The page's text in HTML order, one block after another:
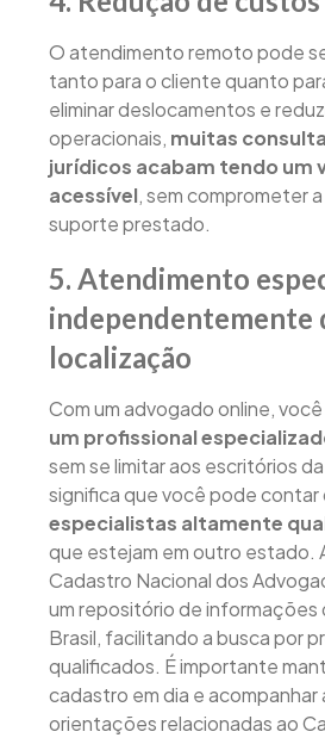
O atendimento remoto pode
tanto para o cliente quanto
eliminar deslocamentos e
operacionais, muitas
jurídicos acabam tendo um
acessível, sem comprometer
suporte prestado.
5. Atendimento
independentemente
localização
Com um advogado online,
um profissional
sem se limitar aos escritórios
significa que você pode contar
especialistas altamente
que estejam em outro estado.
Cadastro Nacional dos
um repositório de informações
Brasil, facilitando a busca por
qualificados. É importante
cadastro em dia e acompanhar
orientações relacionadas ao